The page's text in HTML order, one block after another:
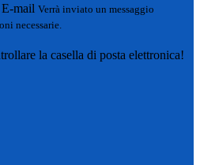
E-mail Verrà inviato un messaggio
necessarie.
la casella di posta elettronica!